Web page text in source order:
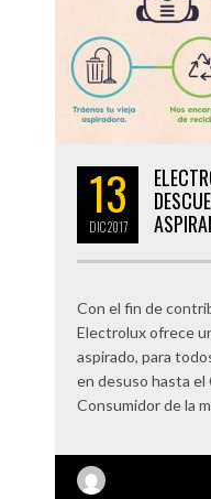
13
DIC2017
Con el fin de
Electrolux ofrece
aspirado, para
en desuso hasta el
Consumidor de la